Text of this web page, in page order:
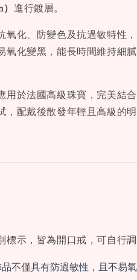
進行鍍層。
氧化、防變色及抗過敏特性
氧化變黑，能長時間維持細
用於法國高級珠寶，完美結
，配戴後散發年輕且高級的明
標示，皆為開口戒，可自行
不僅具有防過敏性，且不易